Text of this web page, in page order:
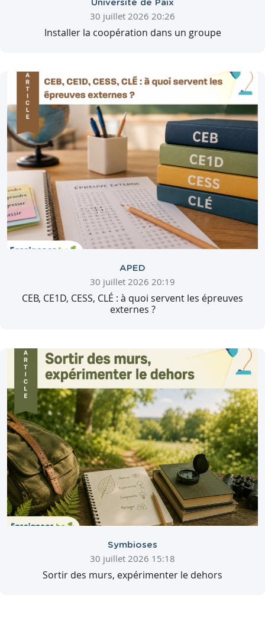
Université de Paix
30 juillet 2026 20:26
Installer la coopération dans un groupe
APED
30 juillet 2026 20:19
CEB, CE1D, CESS, CLÉ : à quoi servent les épreuves
externes ?
Symbioses
30 juillet 2026 15:18
Sortir des murs, expérimenter le dehors